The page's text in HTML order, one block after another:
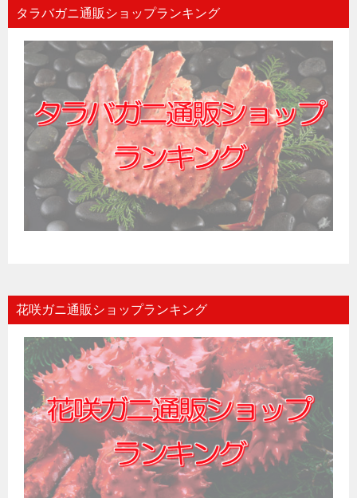
タラバガニ通販ショップランキング
花咲ガニ通販ショップランキング